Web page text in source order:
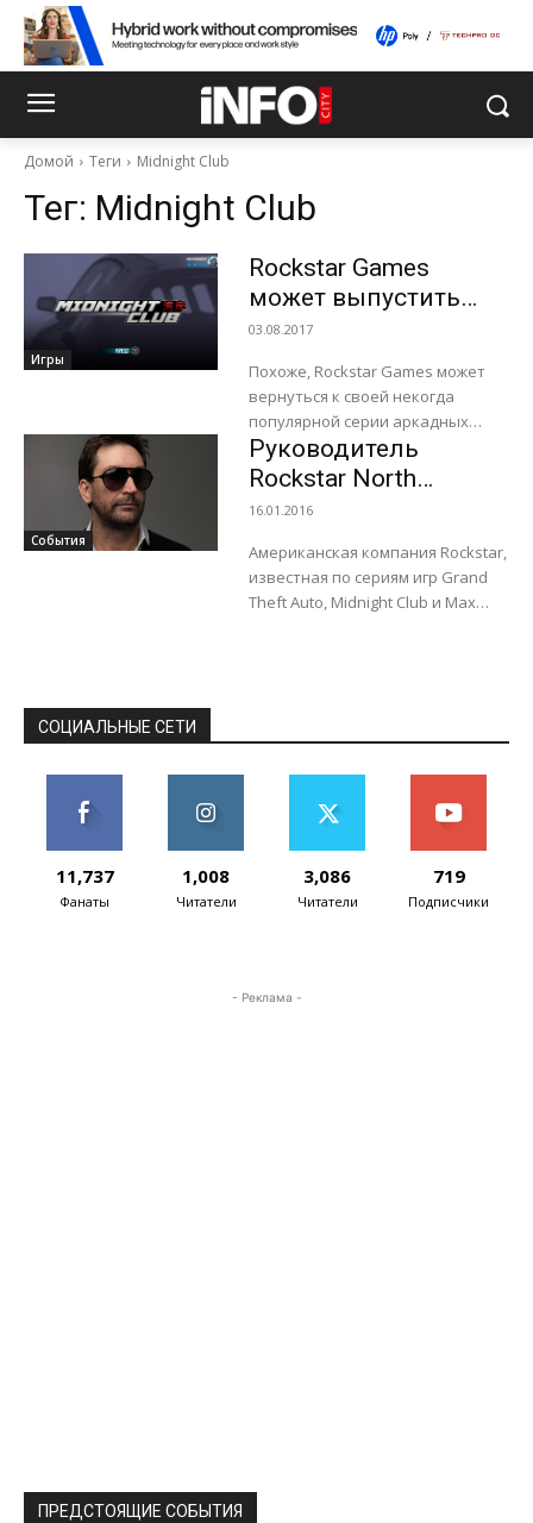
Домой Теги Midnight Club
Тег: Midnight Club
Игры
Rockstar Games
может выпустить
новую Midnight Club
03.08.2017
Похоже, Rockstar Games может
вернуться к своей некогда
популярной серии аркадных
автогонок Midnight Club.
Официально издатель пока не
заявлений, однако...
События
Руководитель
Rockstar North
покинул компанию
16.01.2016
Американская компания Rockstar,
известная по сериям игр Grand
Theft Auto, Midnight Club и Max
СОЦИАЛЬНЫЕ СЕТИ
11,737
Фанаты
1,008
Читатели
3,086
Читатели
719
Подписчики
- Реклама -
ПРЕДСТОЯЩИЕ СОБЫТИЯ